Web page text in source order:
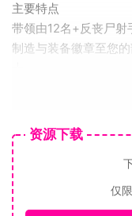
主要特点
带领由12名+反丧尸射
制造与装备徽章至您
对抗30多种丧尸，进
充分利用战区中各种
任您使用！
使用您的策略来应对
动人行道、通道等，
共设有50个有趣且具
闯关。
资源下载
仅